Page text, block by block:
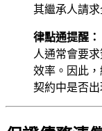
其繼承人請
律點通提醒：
人通常會要
效率。因此
契約中是否